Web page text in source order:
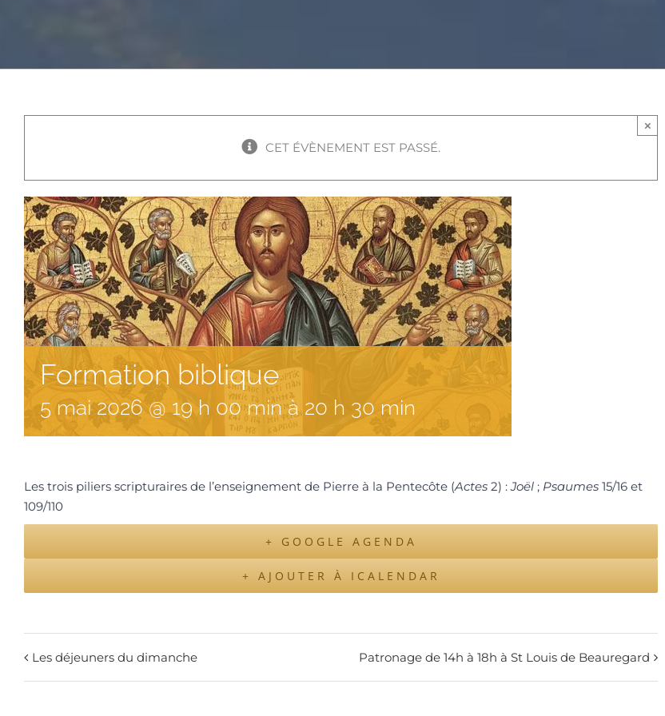
CET ÉVÈNEMENT EST PASSÉ.
×
Formation biblique
5 mai 2026 @ 19 h 00 minà20 h 30 min
Les trois piliers scripturaires de l’enseignement de Pierre à la Pentecôte (Actes 2) :Joël ; Psaumes 15/16 et
109/110
+ GOOGLE AGENDA
+ AJOUTER À ICALENDAR
Les déjeuners du dimanche Patronage de 14h à 18h à St Louis de Beauregard